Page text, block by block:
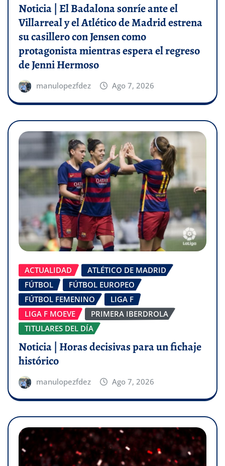
Noticia | El Badalona sonríe ante el
Villarreal y el Atlético de Madrid estrena
su casillero con Jensen como
protagonista mientras espera el regreso
de Jenni Hermoso
manulopezfdez Ago 7, 2026
ACTUALIDAD
ATLÉTICO DE MADRID
FÚTBOL
FÚTBOL EUROPEO
FÚTBOL FEMENINO
LIGA F
LIGA F MOEVE
PRIMERA IBERDROLA
TITULARES DEL DÍA
Noticia | Horas decisivas para un fichaje
histórico
manulopezfdez Ago 7, 2026